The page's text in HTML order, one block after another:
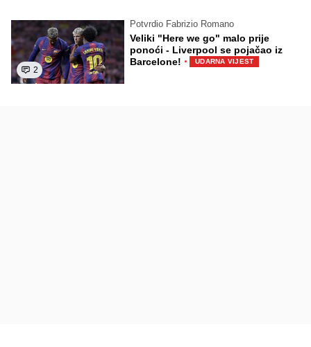
2
Potvrdio Fabrizio Romano
Veliki "Here we go" malo prije
ponoći - Liverpool se pojačao iz
Barcelone! · UDARNA VIJEST